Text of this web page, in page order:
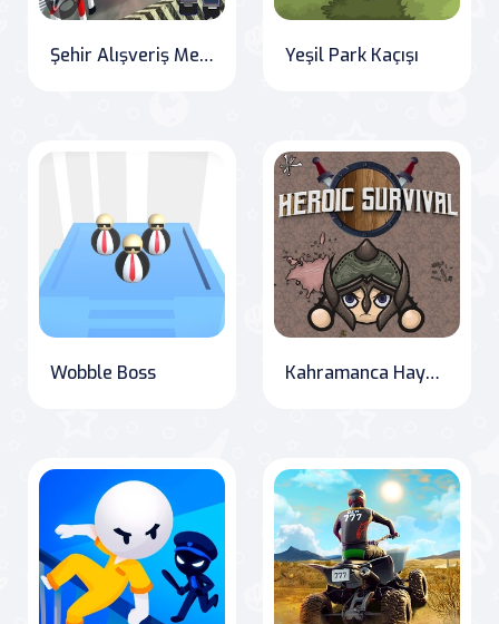
Şehir Alışveriş Merkezi Araba Park Simülatörü Yeşil Park Kaçışı
Wobble Boss Kahramanca Hayatta Kalma